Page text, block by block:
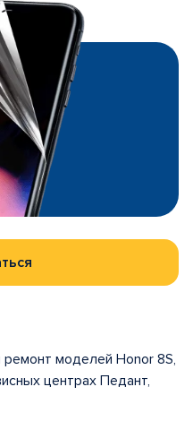
моделей Honor 8S,
центрах Педант,